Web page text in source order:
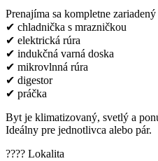
Prenajíma sa kompletne
✔ chladnička s mrazničkou
✔ elektrická rúra
✔ indukčná varná doska
✔ mikrovlnná rúra
✔ digestor
✔ práčka
Byt je klimatizovaný, svetlý a
Ideálny pre jednotlivca alebo pár.
???? Lokalita